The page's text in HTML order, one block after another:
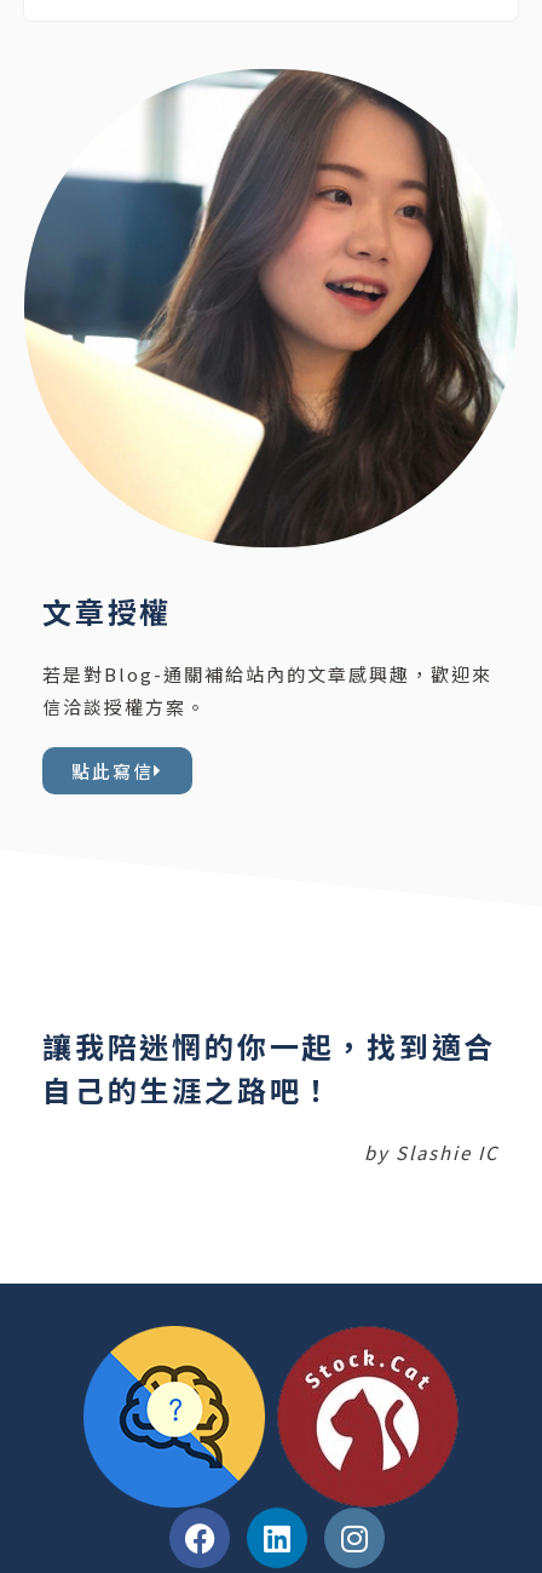
文章授權
若是對Blog-通關補給站內的文章感興趣，歡迎來
信洽談授權方案。
點此寫信
讓我陪迷惘的你一起，找到適合
自己的生涯之路吧！
by Slashie IC
開箱入門商業大小事
了解更多 >
股市小白開罐器
了解更多 >